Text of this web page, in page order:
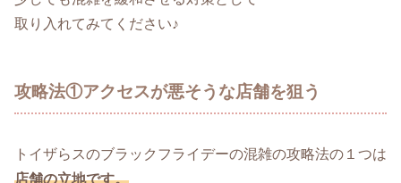
取り入れてみてください♪
攻略法①アクセスが悪そうな店舗を狙う
トイザらスのブラックフライデーの混雑の攻略法の１つは
店舗の立地です。